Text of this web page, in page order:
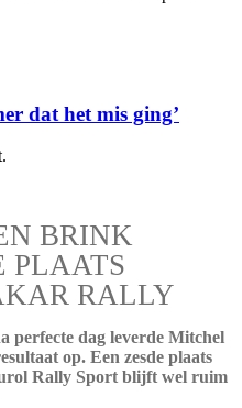
dat het mis ging’
BRINK
PLAATS
RALLY
perfecte dag leverde Mitchel
op. Een zesde plaats
Rally Sport blijft wel ruim